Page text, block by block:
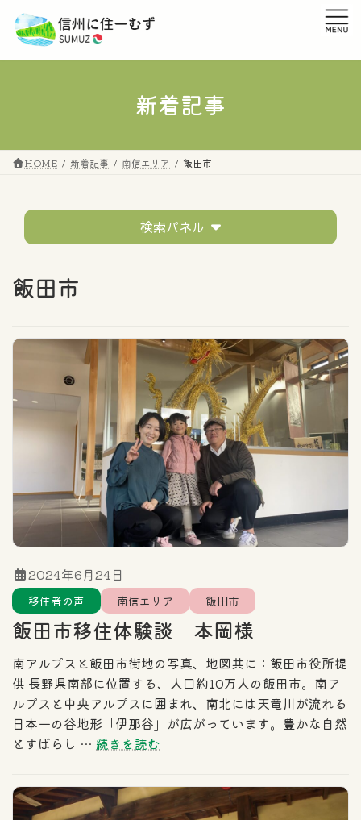
ン
プ
ー
動
新着記事
HOME 新着記事 南信エリア 飯田市
テーマ
すべてのタグ
移住者の声 イベントレポート
住まい探しのポイント
カテゴリー一覧 全域
北信エリア 東信エリア
中信エリア 南信エリア
フリーワード検索
検索パネル
飯田市
移住者の声 南信エリア 飯田市
飯田市移住体験談 本岡様
2024年6月24日
南アルプスと飯田市街地の写真、地図共に：飯田市役所提
供 長野県南部に位置する、人口約10万人の飯田市。南ア
ルプスと中央アルプスに囲まれ、南北には天竜川が流れる
日本一の谷地形「伊那谷」が広がっています。豊かな自然
とすばらし … 続きを読む